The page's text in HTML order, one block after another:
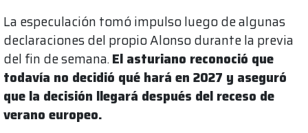
La especulación tomó impulso luego de algunas
declaraciones del propio Alonso durante la previa
del fin de semana.El asturiano reconoció que
todavía no decidió qué hará en 2027 y aseguró
que la decisión llegará después del receso de
verano europeo.